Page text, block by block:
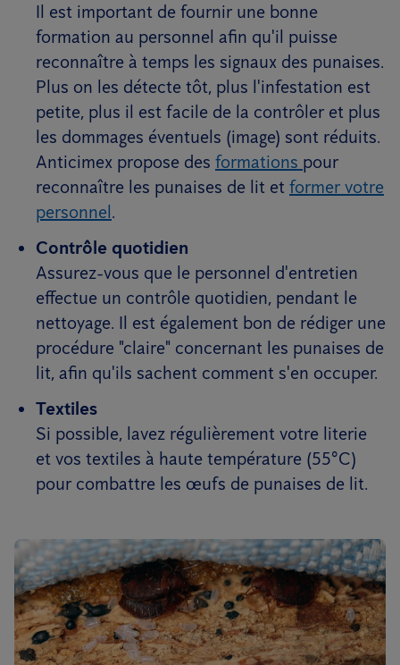
Il est important de fournir une bonne
formation au personnel afin qu'il puisse
reconnaître à temps les signaux des punaises.
Plus on les détecte tôt, plus l'infestation est
petite, plus il est facile de la contrôler et plus
les dommages éventuels (image) sont réduits.
Anticimex propose des formations pour
reconnaître les punaises de lit et former votre
personnel.
Contrôle quotidien
Assurez-vous que le personnel d'entretien
effectue un contrôle quotidien, pendant le
nettoyage. Il est également bon de rédiger une
procédure "claire" concernant les punaises de
lit, afin qu'ils sachent comment s'en occuper.
Textiles
Si possible, lavez régulièrement votre literie
et vos textiles à haute température (55°C)
pour combattre les œufs de punaises de lit.